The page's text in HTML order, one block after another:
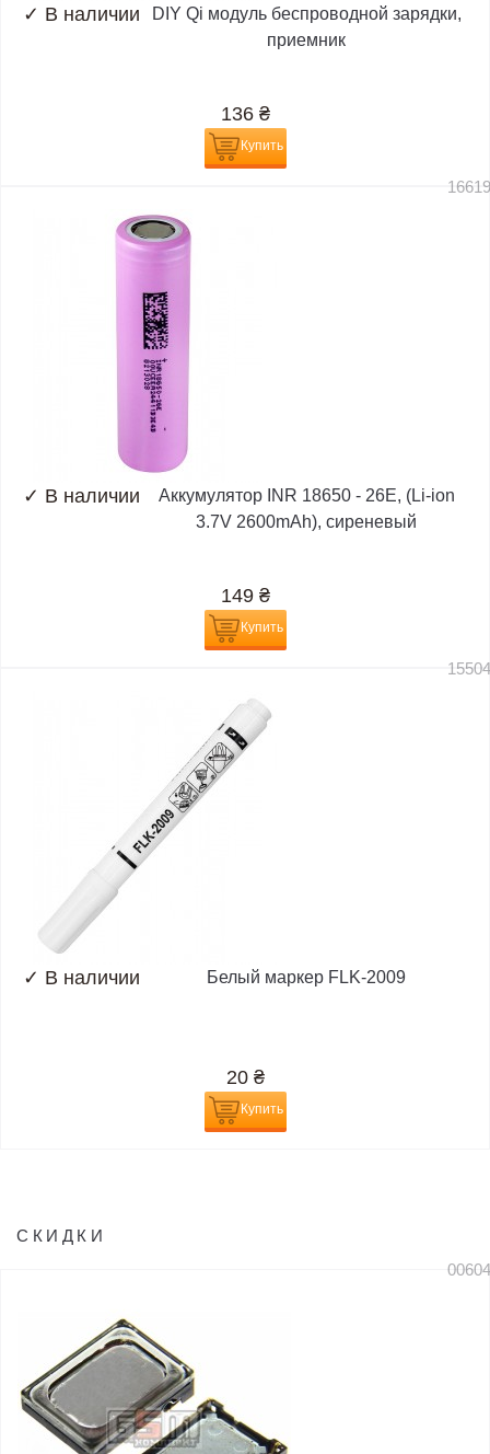
✓ В наличии
DIY Qi модуль беспроводной зарядки,
приемник
136 ₴
Купить
✓ В наличии
Аккумулятор INR 18650 - 26E, (Li-ion
3.7V 2600mAh), сиреневый
149 ₴
Купить
✓ В наличии Белый маркер FLK-2009
20 ₴
Купить
СКИДКИ